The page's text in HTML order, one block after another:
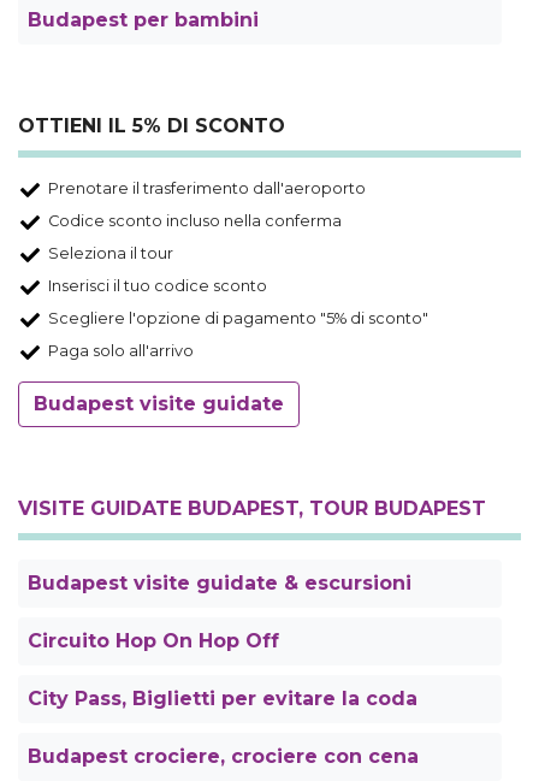
Budapest per bambini
OTTIENI IL 5% DI SCONTO
Prenotare il trasferimento dall'aeroporto
Codice sconto incluso nella conferma
Seleziona il tour
Inserisci il tuo codice sconto
Scegliere l'opzione di pagamento "5% di sconto"
Paga solo all'arrivo
Budapest visite guidate
VISITE GUIDATE BUDAPEST, TOUR BUDAPEST
Budapest visite guidate & escursioni
Circuito Hop On Hop Off
City Pass, Biglietti per evitare la coda
Budapest crociere, crociere con cena